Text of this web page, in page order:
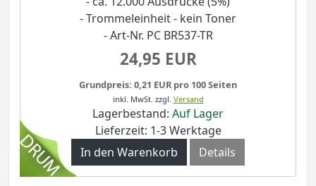
- Trommeleinheit - kein Toner
- Art-Nr. PC BR537-TR
24,95 EUR
Grundpreis: 0,21 EUR pro 100 Seiten
inkl. MwSt. zzgl. Versand
Lagerbestand: Auf Lager
Lieferzeit: 1-3 Werktage
In den Warenkorb
Details